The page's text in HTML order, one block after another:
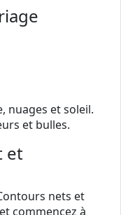
nuages et soleil.
et bulles.
et
nets et
commencez à